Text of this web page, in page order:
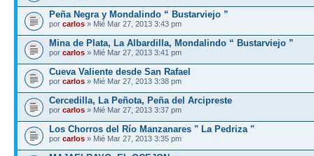
Peña Negra y Mondalindo “ Bustarviejo ”
por carlos » Mié Mar 27, 2013 3:43 pm
Mina de Plata, La Albardilla, Mondalindo “ Bustarviejo ”
por carlos » Mié Mar 27, 2013 3:41 pm
Cueva Valiente desde San Rafael
por carlos » Mié Mar 27, 2013 3:38 pm
Cercedilla, La Peñota, Peña del Arcipreste
por carlos » Mié Mar 27, 2013 3:37 pm
Los Chorros del Río Manzanares " La Pedriza "
por carlos » Mié Mar 27, 2013 3:35 pm